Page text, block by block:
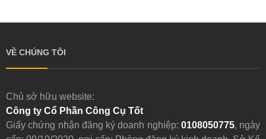
VỀ CHÚNG TÔI
Chủ sở hữu website:
Công ty Cổ Phần Công Cụ Tốt
Giấy chứng nhận đăng ký doanh nghiệp: 0108050775, ngày